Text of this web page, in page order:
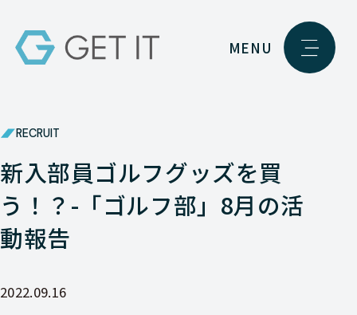
MENU
RECRUIT
新入部員ゴルフグッズを買
う！？-「ゴルフ部」8月の活
動報告
2022.09.16